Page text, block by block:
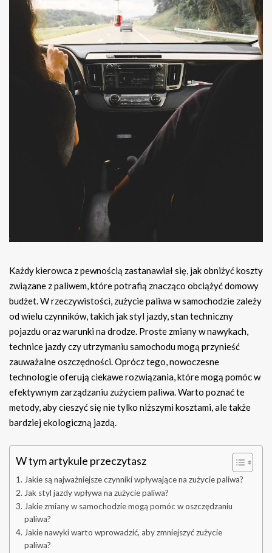
Każdy kierowca z pewnością zastanawiał się, jak obniżyć koszty
związane z paliwem, które potrafią znacząco obciążyć domowy
budżet. W rzeczywistości, zużycie paliwa w samochodzie zależy
od wielu czynników, takich jak styl jazdy, stan techniczny
pojazdu oraz warunki na drodze. Proste zmiany w nawykach,
technice jazdy czy utrzymaniu samochodu mogą przynieść
zauważalne oszczędności. Oprócz tego, nowoczesne
technologie oferują ciekawe rozwiązania, które mogą pomóc w
efektywnym zarządzaniu zużyciem paliwa. Warto poznać te
metody, aby cieszyć się nie tylko niższymi kosztami, ale także
bardziej ekologiczną jazdą.
W tym artykule przeczytasz
Jakie są najważniejsze czynniki wpływające na zużycie paliwa?
Jak styl jazdy wpływa na zużycie paliwa?
Jakie zmiany w samochodzie mogą pomóc w oszczędzaniu
paliwa?
Jakie nawyki warto wprowadzić, aby zmniejszyć zużycie
paliwa?